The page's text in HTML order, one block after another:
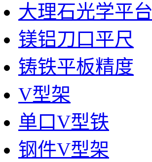
大理石光学平台
镁铝刀口平尺
铸铁平板精度
V型架
单口V型铁
钢件V型架